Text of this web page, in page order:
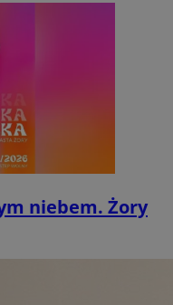
niebem. Żory